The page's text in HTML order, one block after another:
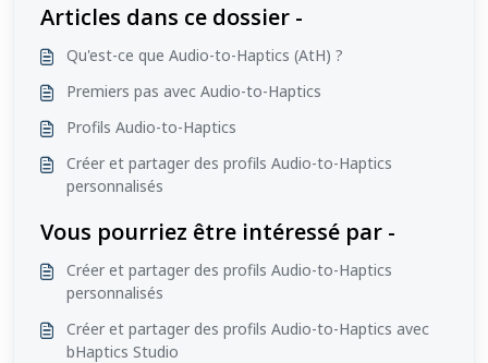
Articles dans ce dossier -
Qu'est-ce que Audio-to-Haptics (AtH) ?
Premiers pas avec Audio-to-Haptics
Profils Audio-to-Haptics
Créer et partager des profils Audio-to-Haptics
personnalisés
Vous pourriez être intéressé par -
Créer et partager des profils Audio-to-Haptics
personnalisés
Créer et partager des profils Audio-to-Haptics avec
bHaptics Studio